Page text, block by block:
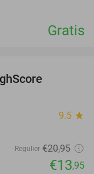
Gratis
9.5 star
Regulier €20,95
€13,95